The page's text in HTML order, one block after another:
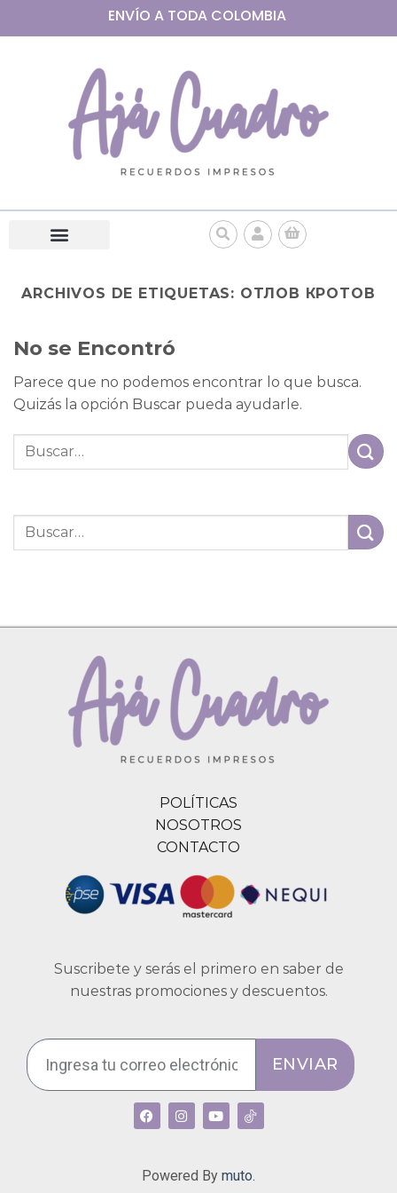
ENVÍO A TODA COLOMBIA
ARCHIVOS DE ETIQUETAS: ОТЛОВ КРОТОВ
No se Encontró
Parece que no podemos encontrar lo que busca.
Quizás la opción Buscar pueda ayudarle.
POLÍTICAS
NOSOTROS
CONTACTO
Suscribete y serás el primero en saber de
nuestras promociones y descuentos.
ENVIAR
Powered By muto.